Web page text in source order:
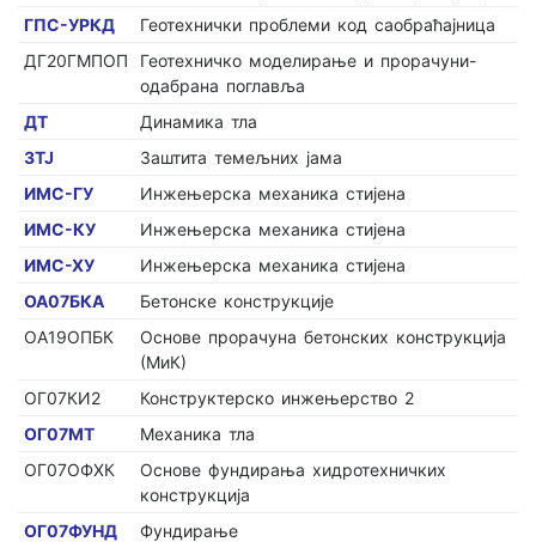
ГПС-УРКД
Геотехнички проблеми код саобраћајница
ДГ20ГМПОП
Геотехничко моделирање и прорачуни-
одабрана поглавља
ДТ
Динамика тла
ЗТЈ
Заштита темељних јама
ИМС-ГУ
Инжењерска механика стијена
ИМС-КУ
Инжењерска механика стијена
ИМС-ХУ
Инжењерска механика стијена
ОА07БКА
Бетонске конструкције
ОА19ОПБК
Основе прорачуна бетонских конструкција
(МиК)
ОГ07КИ2
Конструктерско инжењерство 2
ОГ07МТ
Механика тла
ОГ07ОФХК
Основе фундирања хидротехничких
конструкција
ОГ07ФУНД
Фундирање